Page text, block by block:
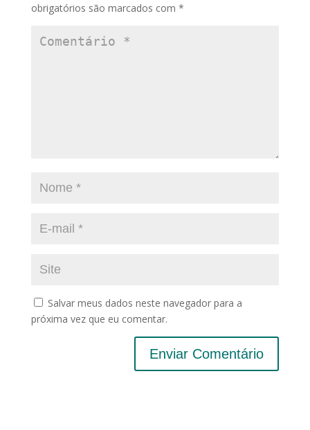
obrigatórios são marcados com *
Salvar meus dados neste navegador para a
próxima vez que eu comentar.